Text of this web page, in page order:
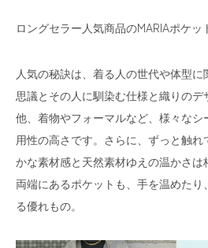
ロングセラー人気商品のMARIAポケッ
人気の秘訣は、着る人の世代や体型
思議とその人に馴染む仕様と織りの
他、着物やフォーマルなど、様々なシ
用性の高さです。さらに、ずっと触
かな素材感と天然素材ゆえの温かさは
両端にあるポケットも、手を温めたり
る優れもの。